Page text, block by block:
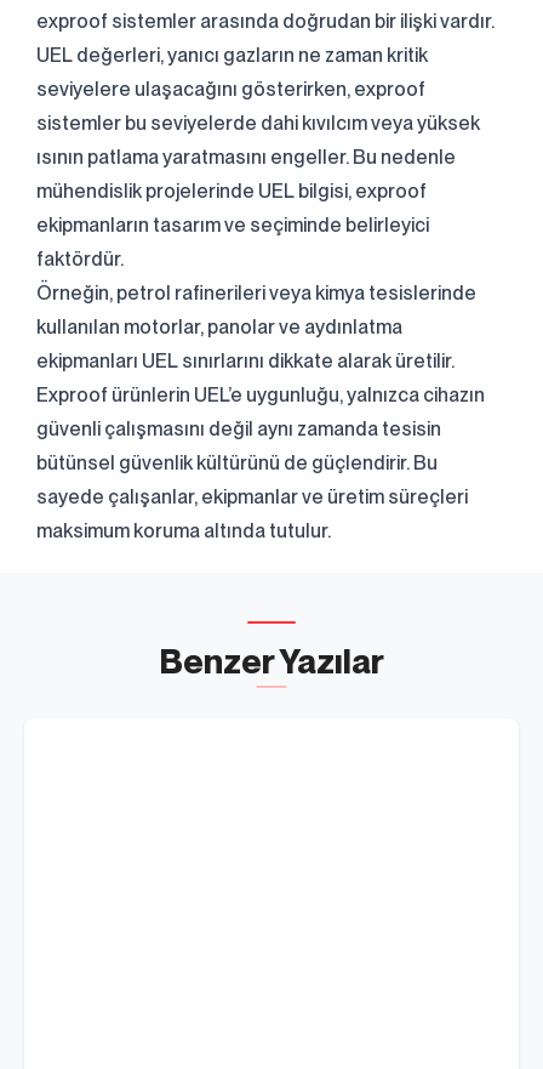
exproof sistemler arasında doğrudan bir ilişki vardır.
UEL değerleri, yanıcı gazların ne zaman kritik
seviyelere ulaşacağını gösterirken, exproof
sistemler bu seviyelerde dahi kıvılcım veya yüksek
ısının patlama yaratmasını engeller. Bu nedenle
mühendislik projelerinde UEL bilgisi, exproof
ekipmanların tasarım ve seçiminde belirleyici
faktördür.
Örneğin, petrol rafinerileri veya kimya tesislerinde
kullanılan motorlar, panolar ve aydınlatma
ekipmanları UEL sınırlarını dikkate alarak üretilir.
Exproof ürünlerin UEL’e uygunluğu, yalnızca cihazın
güvenli çalışmasını değil aynı zamanda tesisin
bütünsel güvenlik kültürünü de güçlendirir. Bu
sayede çalışanlar, ekipmanlar ve üretim süreçleri
maksimum koruma altında tutulur.
Benzer Yazılar